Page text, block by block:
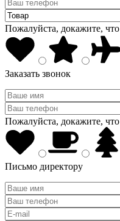
Пожалуйста, докажите,
Заказать звонок
Пожалуйста, докажите,
Письмо директору